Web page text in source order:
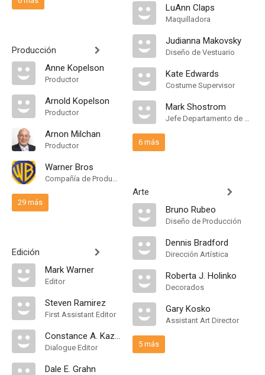
Producción
Anne Kopelson
Productor
Arnold Kopelson
Productor
Arnon Milchan
Productor
Warner Bros
Compañía de Produccion
29 más
Edición
Mark Warner
Editor
Steven Ramirez
First Assistant Editor
Constance A. Kazmer
Dialogue Editor
Dale E. Grahn
LuAnn Claps
Maquilladora
Judianna Makovsky
Diseño de Vestuario
Kate Edwards
Costume Supervisor
Mark Shostrom
Jefe Departamento de Maquillaje
6 más
Arte
Bruno Rubeo
Diseño de Producción
Dennis Bradford
Dirección Artística
Roberta J. Holinko
Decorados
Gary Kosko
Assistant Art Director
5 más